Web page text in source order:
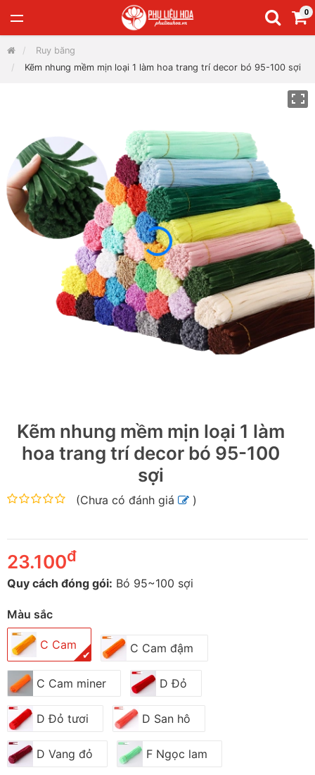
0
Ruy băng
Kẽm nhung mềm mịn loại 1 làm hoa trang trí decor bó 95-100 sợi
Kẽm nhung mềm mịn loại 1 làm
hoa trang trí decor bó 95-100
sợi
(Chưa có đánh giá )
23.100đ
Quy cách đóng gói: Bó 95~100 sợi
Màu sắc
C Cam
✔ C Cam đậm
C Cam miner D Đỏ
D Đỏ tươi D San hô
D Vang đỏ F Ngọc lam